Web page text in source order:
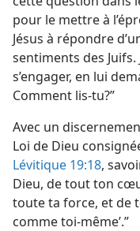
pour le mettre à
Jésus à répondre
sentiments des
s’engager, en lui
Comment lis-tu?”
Avec un
Loi de Dieu
Lévitique 19:18,
Dieu, de tout ton
toute ta force, et de
comme toi-même’.”